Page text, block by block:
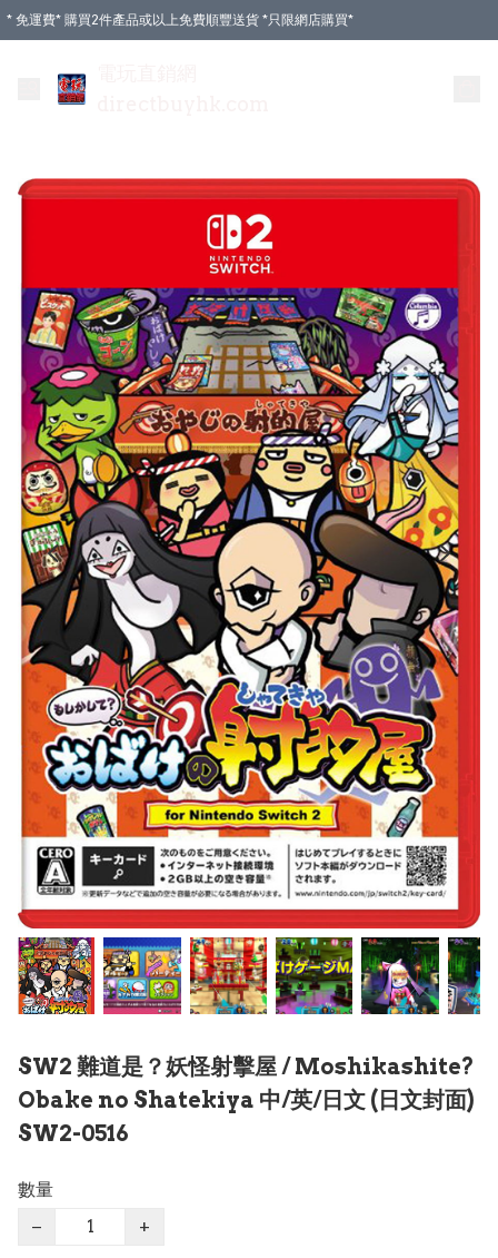
* 免運費* 購買2件產品或以上免費順豐送貨 *只限網店購買*
SW2 難道是？妖怪射擊屋 / Moshikashite?
Obake no Shatekiya 中/英/日文 (日文封面)
SW2-0516
數量
−
+